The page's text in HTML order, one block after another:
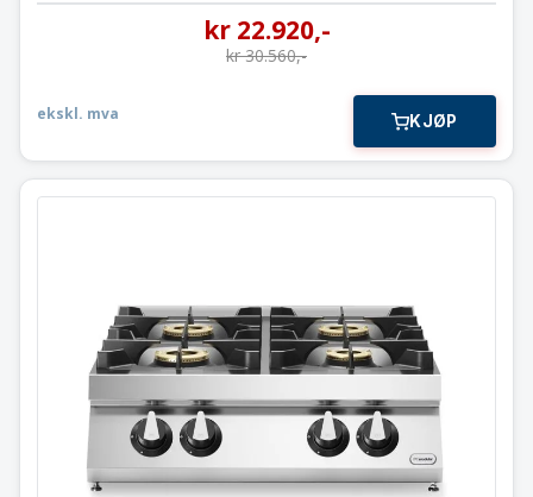
kr22.920,-
kr30.560,-
ekskl. mva KJØP
Koketopp
4 bluss 36 kW